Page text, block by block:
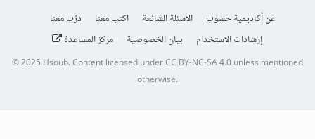
عن أكاديمية حسوب الأسئلة الشائعة اكتب معنا
درّب معنا
إرشادات الاستخدام
بيان الخصوصية مركز المساعدة
© 2025Hsoub.Content licensed underCC BY-NC-SA 4.0unless mentioned
otherwise.